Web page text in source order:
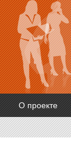
О проекте